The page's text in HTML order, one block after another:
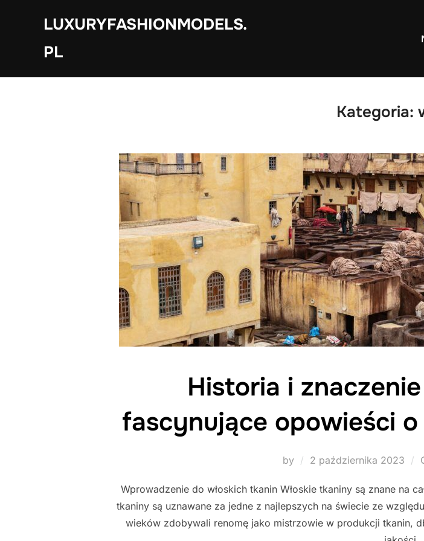
LUXURYFASHIONMODELS.
PL
Kategoria:
Historia i
fascynujące opowieści
by
Posted
2 października 2023
Wprowadzenie do włoskich tkanin Włoskie tkaniny są znane na
tkaniny są uznawane za jedne z najlepszych na świecie ze
wieków zdobywali renomę jako mistrzowie w produkcji tkanin,